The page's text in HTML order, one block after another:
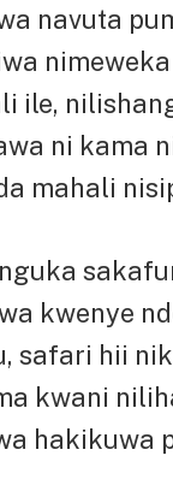
navuta
ile,
ni kama
mahali
kwenye
safari hii
kwani
hakikuwa